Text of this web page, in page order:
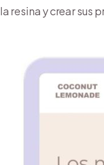
la resina y crear sus